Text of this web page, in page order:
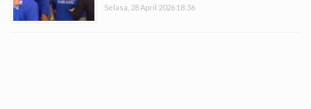
Selasa, 28 April 2026 18:36